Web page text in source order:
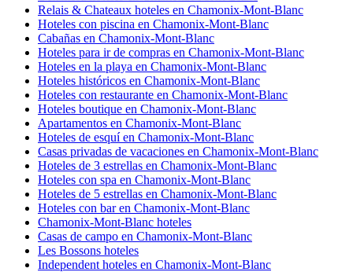
Relais & Chateaux hoteles en Chamonix-Mont-Blanc
Hoteles con piscina en Chamonix-Mont-Blanc
Cabañas en Chamonix-Mont-Blanc
Hoteles para ir de compras en Chamonix-Mont-Blanc
Hoteles en la playa en Chamonix-Mont-Blanc
Hoteles históricos en Chamonix-Mont-Blanc
Hoteles con restaurante en Chamonix-Mont-Blanc
Hoteles boutique en Chamonix-Mont-Blanc
Apartamentos en Chamonix-Mont-Blanc
Hoteles de esquí en Chamonix-Mont-Blanc
Casas privadas de vacaciones en Chamonix-Mont-Blanc
Hoteles de 3 estrellas en Chamonix-Mont-Blanc
Hoteles con spa en Chamonix-Mont-Blanc
Hoteles de 5 estrellas en Chamonix-Mont-Blanc
Hoteles con bar en Chamonix-Mont-Blanc
Chamonix-Mont-Blanc hoteles
Casas de campo en Chamonix-Mont-Blanc
Les Bossons hoteles
Independent hoteles en Chamonix-Mont-Blanc